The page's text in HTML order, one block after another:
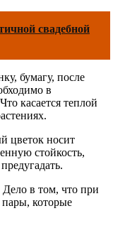
свадебной
бумагу, после
в
касается теплой
цветок носит
стойкость,
Дело в том, что при
которые